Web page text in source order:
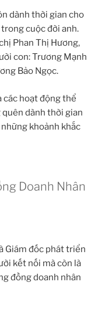
dành thời gian cho
cuộc đời anh.
Phan Thị Hương,
con: Trương Mạnh
Bảo Ngọc.
các hoạt động thể
dành thời gian
khoảnh khắc
Doanh Nhân
Giám đốc phát triển
kết nối mà còn là
đồng doanh nhân